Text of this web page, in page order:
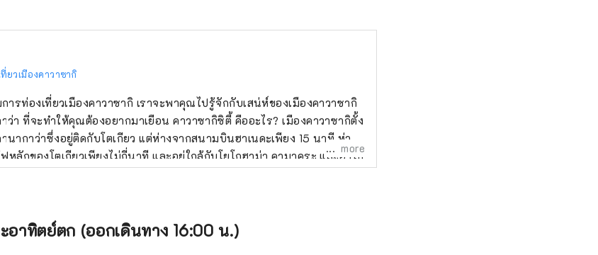
ยวเมืองคาวาซากิ
ารท่องเที่ยวเมืองคาวาซากิ เราจะพาคุณไปรู้จักกับเสน่ห์ของเมืองคาวาซากิ
ห้คุณต้องอยากมาเยือน คาวาซากิซิตี้ คืออะไร? เมืองคาวาซากิตั้ง
นากาว่าซึ่งอยู่ติดกับโตเกียว แต่ห่างจากสนามบินฮาเนดะเพียง 15 นาที ห่าง
หลักของโตเกียวเพียงไม่กี่นาที และอยู่ใกล้กับโยโกฮาม่า คามาคุระ และฮาโก
มืองที่ผู้คนนิยมเดินทางไปทำงานโดยมีประชากร 1.54 ล้านคน แม้ว่าจะอยู่
นในท้องถิ่นมารวมตัวกัน ช่วยให้คุณสัมผัสกับชีวิตในเมืองญี่ปุ่นแท้ๆ ได้
more
อาทิตย์ตก (ออกเดินทาง 16:00 น.)